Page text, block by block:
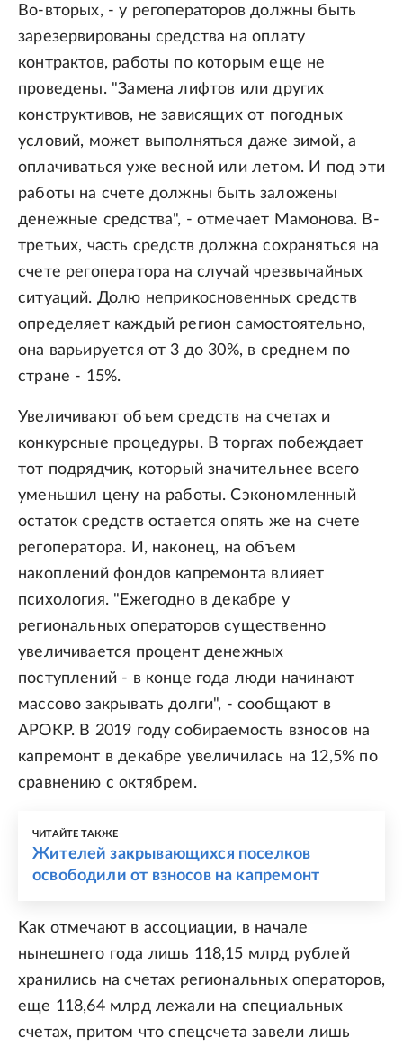
Во-вторых, - у регоператоров должны быть
зарезервированы средства на оплату
контрактов, работы по которым еще не
проведены. "Замена лифтов или других
конструктивов, не зависящих от погодных
условий, может выполняться даже зимой, а
оплачиваться уже весной или летом. И под эти
работы на счете должны быть заложены
денежные средства", - отмечает Мамонова. В-
третьих, часть средств должна сохраняться на
счете регоператора на случай чрезвычайных
ситуаций. Долю неприкосновенных средств
определяет каждый регион самостоятельно,
она варьируется от 3 до 30%, в среднем по
стране - 15%.
Увеличивают объем средств на счетах и
конкурсные процедуры. В торгах побеждает
тот подрядчик, который значительнее всего
уменьшил цену на работы. Сэкономленный
остаток средств остается опять же на счете
регоператора. И, наконец, на объем
накоплений фондов капремонта влияет
психология. "Ежегодно в декабре у
региональных операторов существенно
увеличивается процент денежных
поступлений - в конце года люди начинают
массово закрывать долги", - сообщают в
АРОКР. В 2019 году собираемость взносов на
капремонт в декабре увеличилась на 12,5% по
сравнению с октябрем.
ЧИТАЙТЕ ТАКЖЕ
Жителей закрывающихся поселков
освободили от взносов на капремонт
Как отмечают в ассоциации, в начале
нынешнего года лишь 118,15 млрд рублей
хранились на счетах региональных операторов,
еще 118,64 млрд лежали на специальных
счетах, притом что спецсчета завели лишь